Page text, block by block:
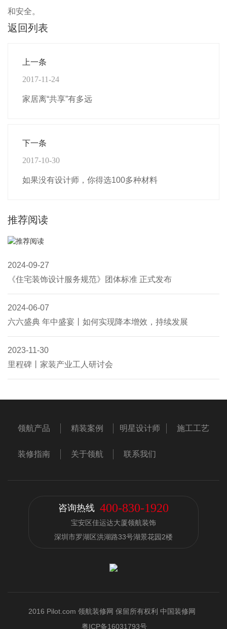
和安全。
返回列表
上一条
2017-11-24
家居离“共享”有多远
下一条
2017-10-30
如果没有设计师，你得选100多种材料
推荐阅读
2024-09-27
《住宅装饰设计服务规范》团体标准 正式发布
2024-06-07
六六盛典 年中盛宴丨如何实现降本增效，持续发展
2023-11-30
里程碑丨家装产业工人研讨会
领航产品 精装案例 明星设计师 施工工艺
装修指南 关于领航 联系我们
咨询热线 400-830-1920
宝安区佳运达大厦领航装饰
深圳市罗湖区洪湖路33号湖景花园2楼
2016 Pilot.com 领航装修网 保留所有权利 中国装修网
粤ICP备16031793号